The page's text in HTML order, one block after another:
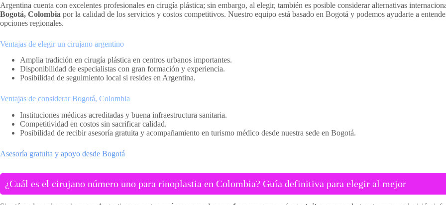
Argentina cuenta con excelentes profesionales en cirugía plástica; sin embargo, al elegir, también es posible considerar alternativas
Bogotá, Colombia por la calidad de los servicios y costos competitivos. Nuestro equipo está basado en Bogotá y podemos ayudarte a
opciones regionales.
Ventajas de elegir un cirujano argentino
Amplia tradición en cirugía plástica en centros urbanos importantes.
Disponibilidad de especialistas con gran formación y experiencia.
Posibilidad de seguimiento local si resides en Argentina.
Ventajas de considerar Bogotá, Colombia
Instituciones médicas acreditadas y buena infraestructura sanitaria.
Competitividad en costos sin sacrificar calidad.
Posibilidad de recibir asesoría gratuita y acompañamiento en turismo médico desde nuestra sede en Bogotá.
Asesoría gratuita y apoyo desde Bogotá
¿Cuál es el cirujano número uno para rinoplastia en Colombia? Guía definitiva para elegir al mejor